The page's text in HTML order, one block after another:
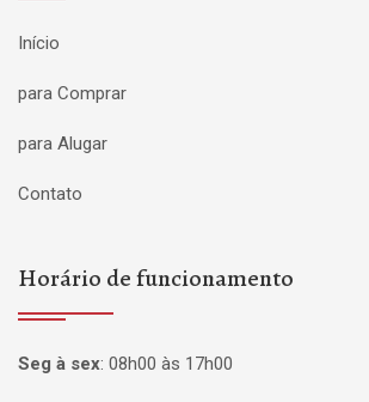
Início
para Comprar
para Alugar
Contato
Horário de funcionamento
Seg à sex: 08h00 às 17h00